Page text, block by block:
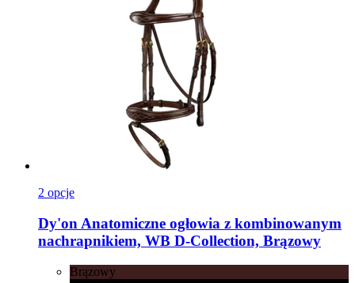
2 opcje
Dy'on Anatomiczne ogłowia z kombinowanym
nachrapnikiem, WB D-​Collection, Brązowy
Brązowy